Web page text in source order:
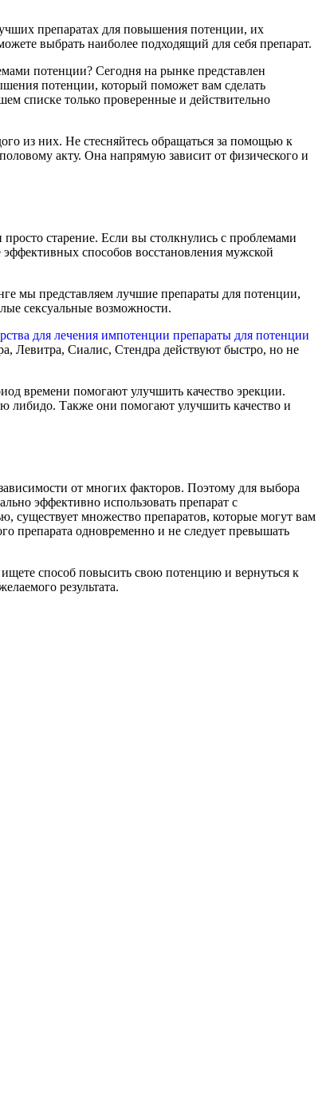
препаратах для повышения потенции, их
выбрать наиболее подходящий для себя препарат.
потенции? Сегодня на рынке представлен
потенции, который поможет вам сделать
списке только проверенные и действительно
из них. Не стесняйтесь обращаться за помощью к
акту. Она напрямую зависит от физического и
старение. Если вы столкнулись с проблемами
способов восстановления мужской
мы представляем лучшие препараты для потенции,
сексуальные возможности.
Левитра, Сиалис, Стендра действуют быстро, но не
времени помогают улучшить качество эрекции.
либидо. Также они помогают улучшить качество и
от многих факторов. Поэтому для выбора
эффективно использовать препарат с
множество препаратов, которые могут вам
препарата одновременно и не следует превышать
способ повысить свою потенцию и вернуться к
результата.